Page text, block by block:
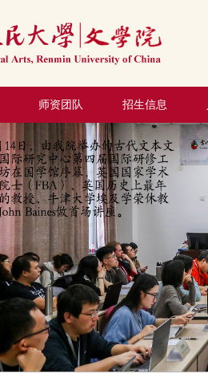
师资团队 招生信息